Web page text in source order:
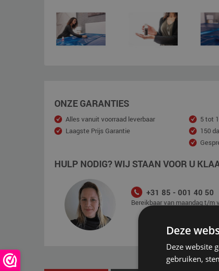
ONZE GARANTIES
Alles vanuit voorraad leverbaar
Laagste Prijs Garantie
5 tot
150
HULP NODIG? WIJ STAAN VOOR U
+31 85 - 001 40 50
Bereikbaar van maandag t/m
Deze
Deze website
gebruiken,